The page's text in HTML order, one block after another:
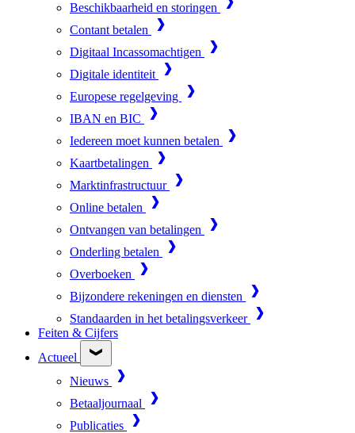
Beschikbaarheid en storingen
Contant betalen
Digitaal Incassomachtigen
Digitale identiteit
Europese regelgeving
IBAN en BIC
Iedereen moet kunnen betalen
Kaartbetalingen
Marktinfrastructuur
Online betalen
Ontvangen van betalingen
Onderling betalen
Overboeken
Bijzondere rekeningen en diensten
Standaarden in het betalingsverkeer
Feiten & Cijfers
Actueel
Nieuws
Betaaljournaal
Publicaties